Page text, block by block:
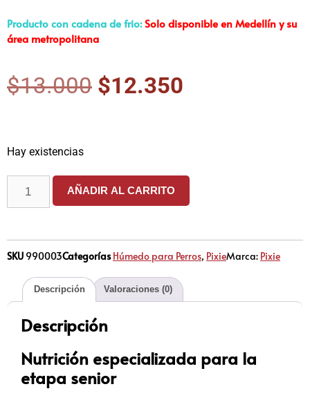
Producto con cadena de frio:Solo disponible en Medellín y su
área metropolitana
$13.000 $12.350
Hay existencias
AÑADIR AL CARRITO
SKU 990003Categorías Húmedo para Perros, PixieMarca: Pixie
Descripción Valoraciones (0)
Descripción
Nutrición especializada para la
etapa senior